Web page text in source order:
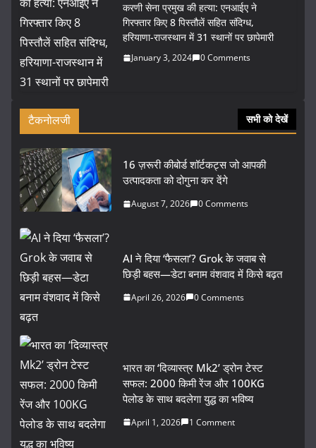
करणी सेना प्रमुख की हत्या: एनआईए ने
गिरफ्तार किए 8 पिस्तौलें सहित संदिग्ध,
हरियाणा-राजस्थान में 31 स्थानों पर छापेमारी
January 3, 2024 0 Comments
टैकनोलजी सभी को देखें
16 ज़रूरी कीबोर्ड शॉर्टकट्स जो आपकी
उत्पादकता को दोगुना कर देंगे
August 7, 2026 0 Comments
AI ने दिया ‘फैसला’? Grok के जवाब से
छिड़ी बहस—डेटा बनाम वंशवाद में किसे बढ़त
April 26, 2026 0 Comments
भारत का ‘दिव्यास्त्र Mk2’ ड्रोन टेस्ट
सफल: 2000 किमी रेंज और 100KG
पेलोड के साथ बदलेगा युद्ध का भविष्य
April 1, 2026 1 Comment